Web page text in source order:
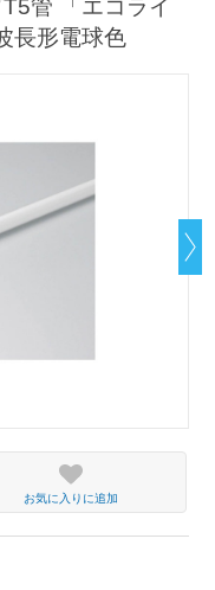
管 「エコライ
長形電球色
お気に入りに追加